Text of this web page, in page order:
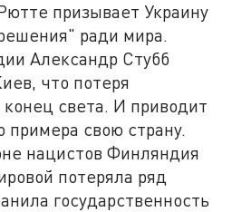
призывает Украину
ради мира.
Александр Стубб
что потеря
света. И приводит
примера свою страну.
нацистов Финляндия
потеряла ряд
государственность